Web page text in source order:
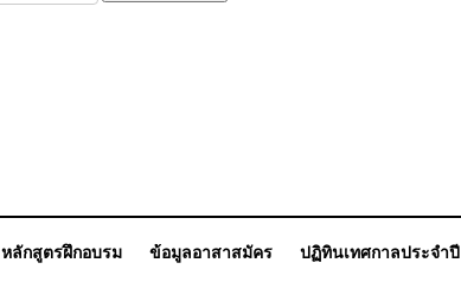
หลักสูตรฝึกอบรม ข้อมูลอาสาสมัคร ปฏิทินเทศกาลประจำปี